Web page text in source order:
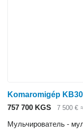
Komaromigép
757 700 KGS
7 500 €
Мульчирователь -